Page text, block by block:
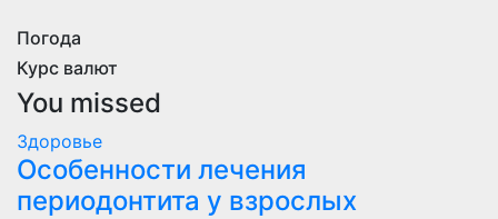
Погода
Курс валют
You missed
Здоровье
Особенности лечения
периодонтита у взрослых